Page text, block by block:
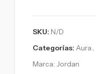
SKU: N/D
Categorías: Aura ,
Marca: Jordan